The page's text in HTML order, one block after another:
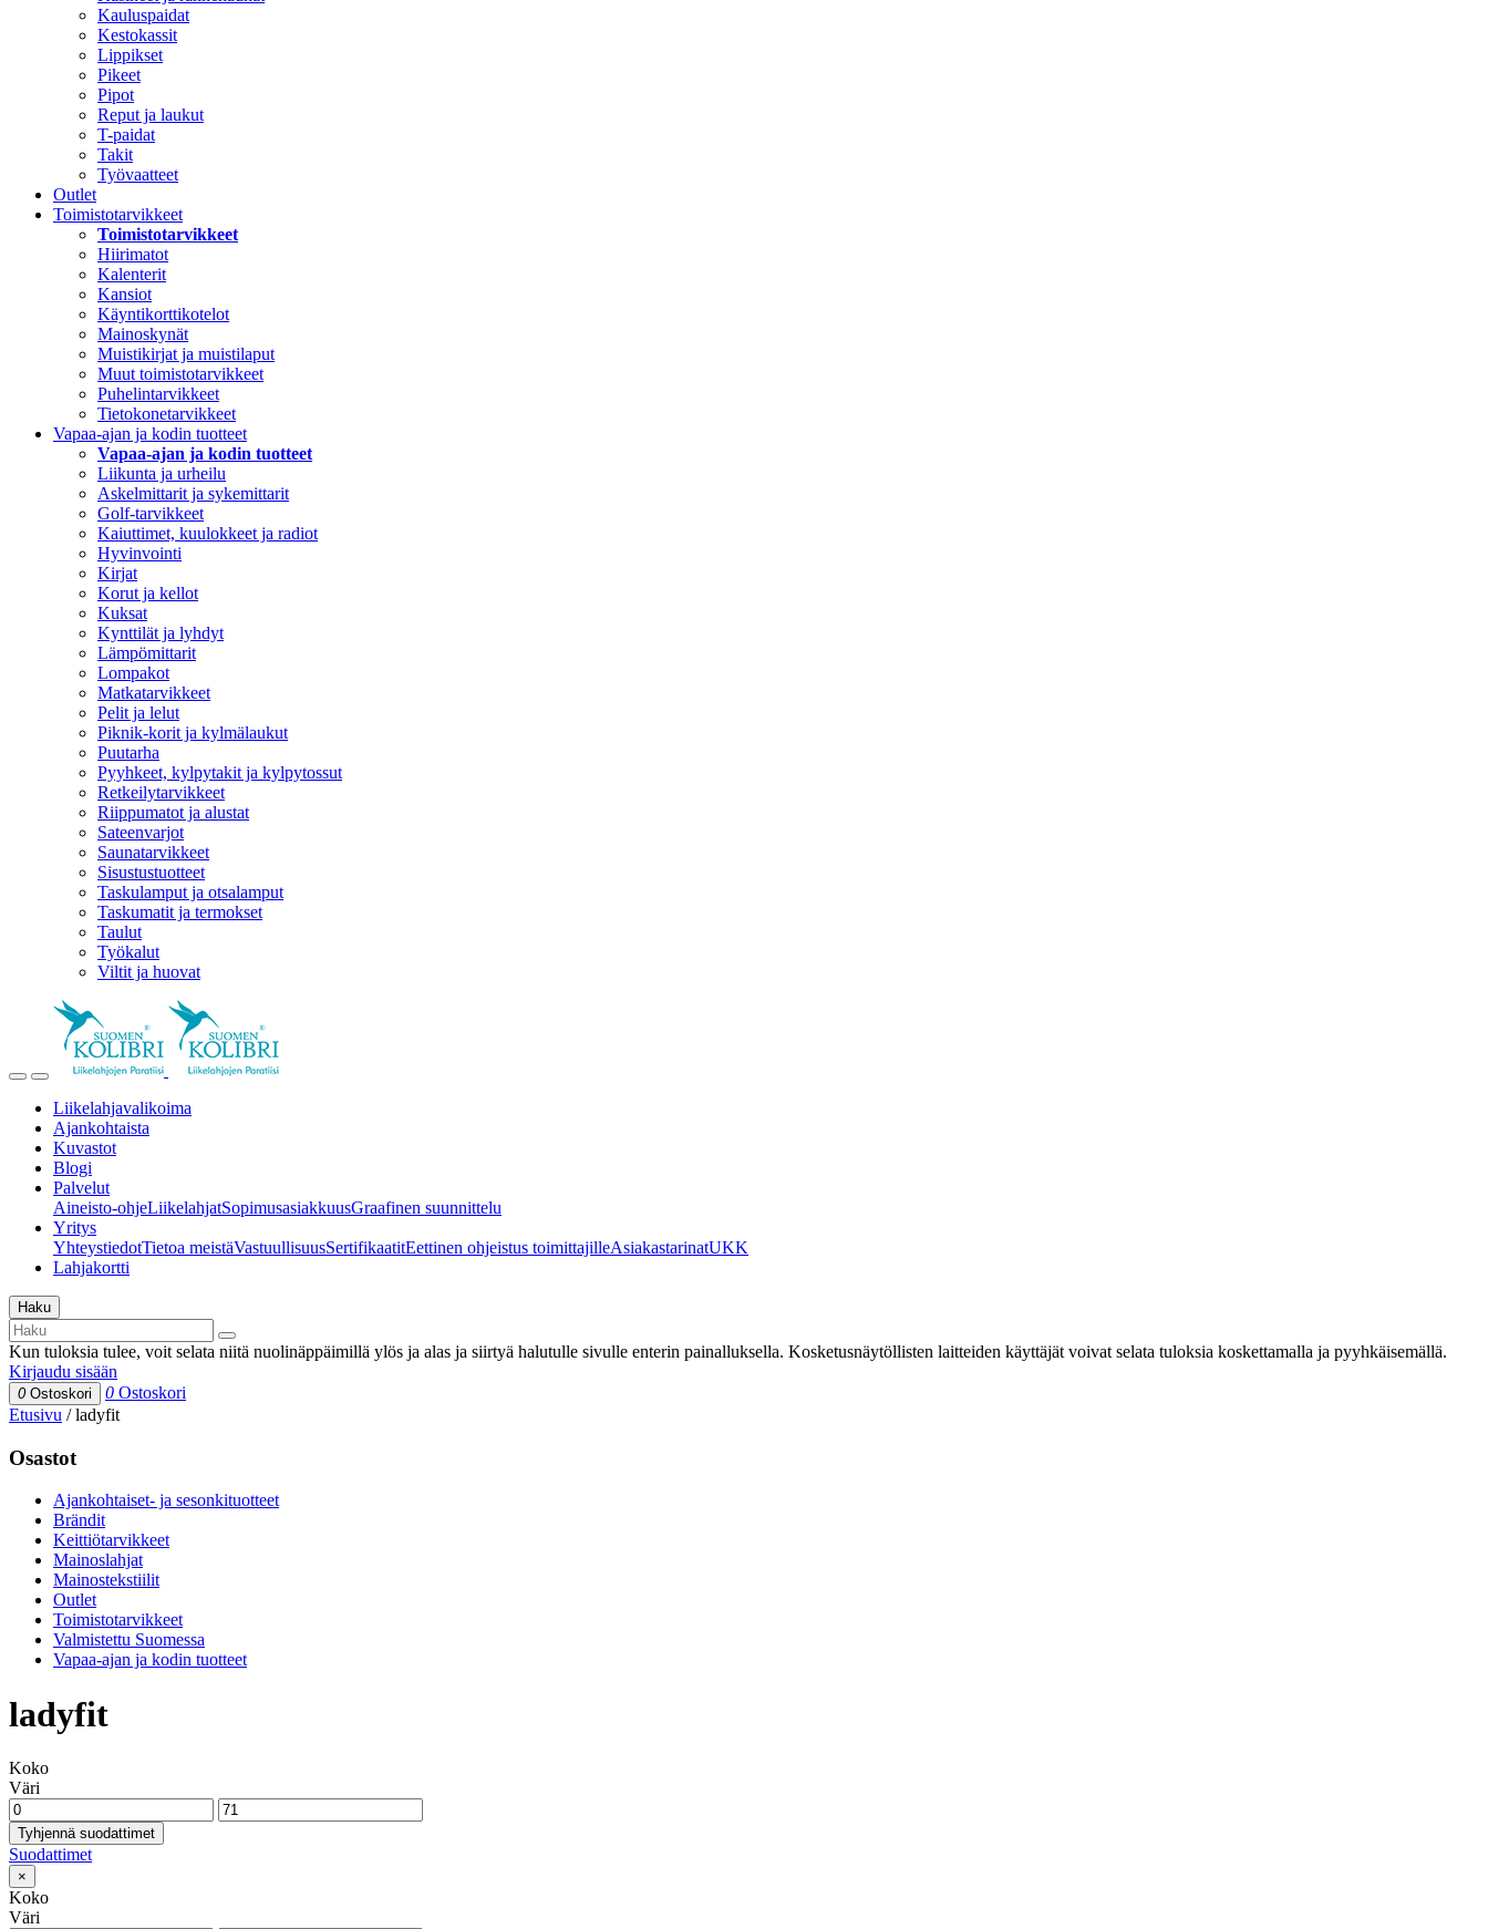
Kauluspaidat
Kestokassit
Lippikset
Pikeet
Pipot
Reput ja laukut
T-paidat
Takit
Työvaatteet
Outlet
Toimistotarvikkeet
Toimistotarvikkeet
Hiirimatot
Kalenterit
Kansiot
Käyntikorttikotelot
Mainoskynät
Muistikirjat ja muistilaput
Muut toimistotarvikkeet
Puhelintarvikkeet
Tietokonetarvikkeet
Vapaa-ajan ja kodin tuotteet
Vapaa-ajan ja kodin tuotteet
Liikunta ja urheilu
Askelmittarit ja sykemittarit
Golf-tarvikkeet
Kaiuttimet, kuulokkeet ja radiot
Hyvinvointi
Kirjat
Korut ja kellot
Kuksat
Kynttilät ja lyhdyt
Lämpömittarit
Lompakot
Matkatarvikkeet
Pelit ja lelut
Piknik-korit ja kylmälaukut
Puutarha
Pyyhkeet, kylpytakit ja kylpytossut
Retkeilytarvikkeet
Riippumatot ja alustat
Sateenvarjot
Saunatarvikkeet
Sisustustuotteet
Taskulamput ja otsalamput
Taskumatit ja termokset
Taulut
Työkalut
Viltit ja huovat
Liikelahjavalikoima
Ajankohtaista
Kuvastot
Blogi
Palvelut
Aineisto-ohjeLiikelahjatSopimusasiakkuusGraafinen suunnittelu
Yritys
YhteystiedotTietoa meistäVastuullisuusSertifikaatitEettinen ohjeistus toimittajilleAsiakastarinatUKK
Lahjakortti
Haku
Kun tuloksia tulee, voit selata niitä nuolinäppäimillä ylös ja alas ja siirtyä halutulle sivulle enterin painalluksella. Kosketusnäytöllisten laitteiden käyttäjät voivat selata tuloksia koskettamalla ja pyyhkäisemällä.
Kirjaudu sisään
0 Ostoskori 0 Ostoskori
Etusivu /ladyfit
Osastot
Ajankohtaiset- ja sesonkituotteet
Brändit
Keittiötarvikkeet
Mainoslahjat
Mainostekstiilit
Outlet
Toimistotarvikkeet
Valmistettu Suomessa
Vapaa-ajan ja kodin tuotteet
ladyfit
Koko
Väri
Tyhjennä suodattimet
Suodattimet
×
Koko
Väri